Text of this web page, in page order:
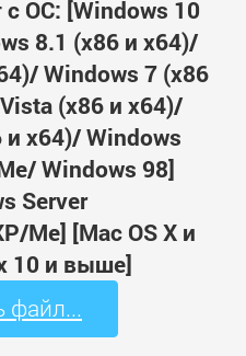
ОС: [Windows 10
8.1 (x86 и x64)/
Windows 7 (x86
(x86 и x64)/
и x64)/ Windows
Windows 98]
Server
Me] [Mac OS X и
10 и выше]
файл...